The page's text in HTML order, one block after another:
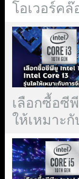
โอเวอร์ค
เลือกซื้อซี
ให้เหมาะ